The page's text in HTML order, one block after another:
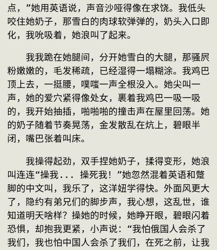
点，”她用英语说，声音沙哑得像在求饶。我低头
咬住她奶子，那雪白的肉球软弹弹的，奶头入口即
化，我吮吸着，她浪叫了起来。
我我跪在她腿间，分开她雪白的大腿，那骚屄
粉嫩嫩的，毛发稀疏，已经湿得一塌糊涂。我鸡巴
顶上去，一挺腰，噗嗤一声全根没入。她尖叫一
声，她的爱穴紧得像处女，裹着我鸡巴一吸一吸
的，我开始抽插，啪啪啪的撞击声在屋里回荡。她
的奶子随着节奏晃荡，金发散乱在炕上，碧眼半
闭，嘴巴张着叫床。
我操得起劲，双手捏她奶子，揉得变形，她浪
叫连连“操我... 操死我！”她忽然混着英语和蹩
脚的中文叫，我乐了，这洋妞学得快。外面风更大
了，隐约有弟兄们的脚步声，我心想，这乱世，谁
知道明天啥样？操她的时候，她睁开眼，碧眼闪着
恐惧，却抱我更紧，小声说：“我怕俄国人会杀了
我们，我也怕中国人会杀了我们，在死之前，让我